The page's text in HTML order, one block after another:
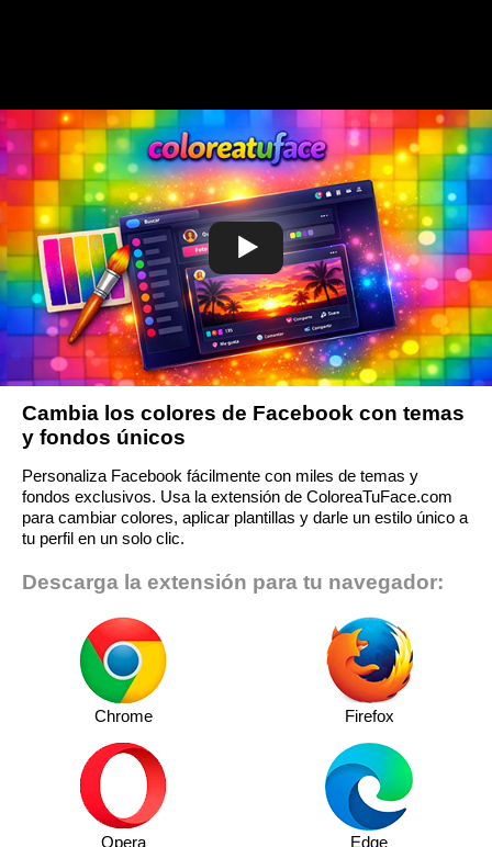
Cambia los colores de Facebook con temas
y fondos únicos
Personaliza Facebook fácilmente con miles de temas y
fondos exclusivos. Usa la extensión de ColoreaTuFace.com
para cambiar colores, aplicar plantillas y darle un estilo único a
tu perfil en un solo clic.
Descarga la extensión para tu navegador:
Chrome Firefox
Opera Edge